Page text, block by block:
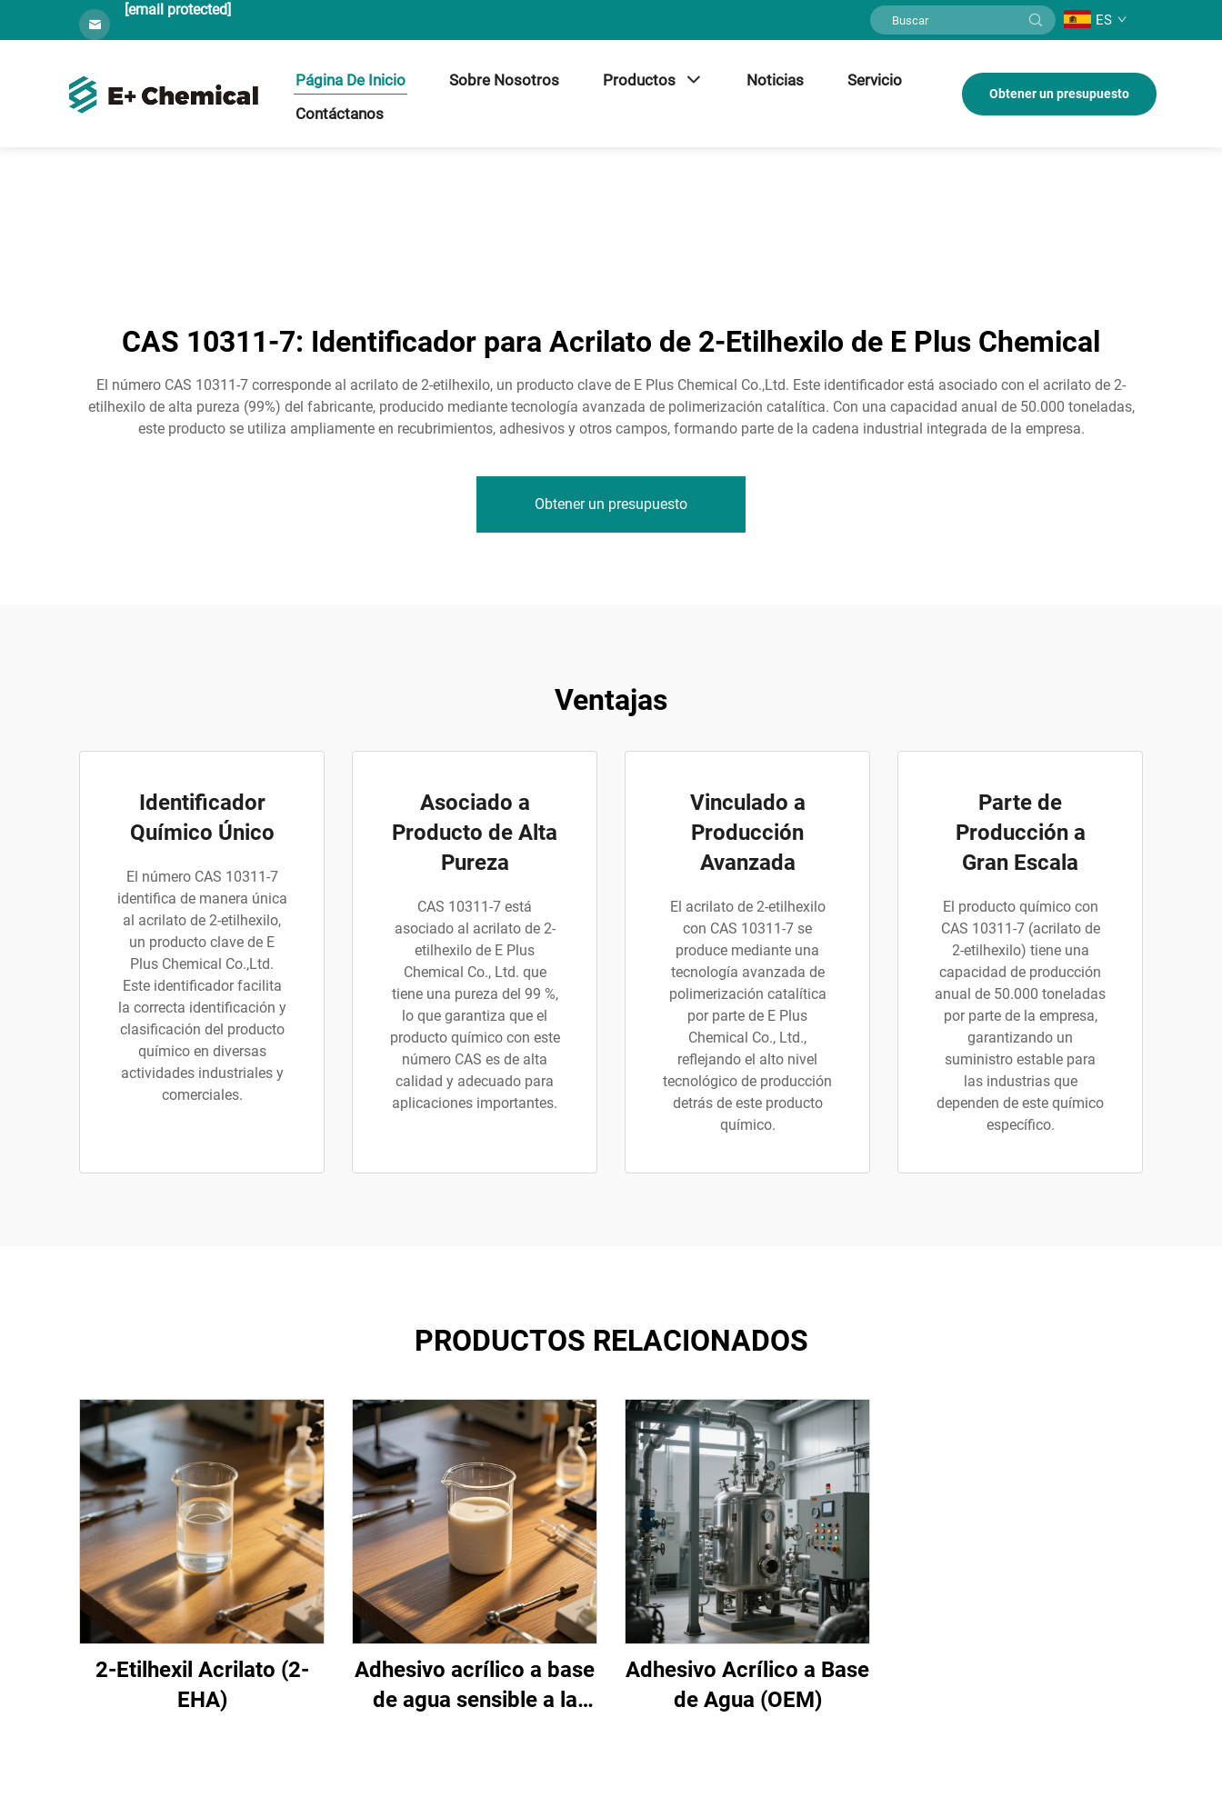
[email protected]
ES
Página De Inicio Sobre Nosotros Productos Noticias
Servicio
Contáctanos
Obtener un presupuesto
CAS 10311-7: Identificador para Acrilato de 2-Etilhexilo de E Plus Chemical
El número CAS 10311-7 corresponde al acrilato de 2-etilhexilo, un producto clave de E Plus Chemical Co.,Ltd. Este identificador está asociado con el acrilato de 2-
etilhexilo de alta pureza (99%) del fabricante, producido mediante tecnología avanzada de polimerización catalítica. Con una capacidad anual de 50.000 toneladas,
este producto se utiliza ampliamente en recubrimientos, adhesivos y otros campos, formando parte de la cadena industrial integrada de la empresa.
Obtener un presupuesto
Ventajas
Identificador
Químico Único
El número CAS 10311-7
identifica de manera única
al acrilato de 2-etilhexilo,
un producto clave de E
Plus Chemical Co.,Ltd.
Este identificador facilita
la correcta identificación y
clasificación del producto
químico en diversas
actividades industriales y
comerciales.
Asociado a
Producto de Alta
Pureza
CAS 10311-7 está
asociado al acrilato de 2-
etilhexilo de E Plus
Chemical Co., Ltd. que
tiene una pureza del 99 %,
lo que garantiza que el
producto químico con este
número CAS es de alta
calidad y adecuado para
aplicaciones importantes.
Vinculado a
Producción
Avanzada
El acrilato de 2-etilhexilo
con CAS 10311-7 se
produce mediante una
tecnología avanzada de
polimerización catalítica
por parte de E Plus
Chemical Co., Ltd.,
reflejando el alto nivel
tecnológico de producción
detrás de este producto
químico.
Parte de
Producción a
Gran Escala
El producto químico con
CAS 10311-7 (acrilato de
2-etilhexilo) tiene una
capacidad de producción
anual de 50.000 toneladas
por parte de la empresa,
garantizando un
suministro estable para
las industrias que
dependen de este químico
específico.
PRODUCTOS RELACIONADOS
2-Etilhexil Acrilato (2-
EHA)
Adhesivo acrílico a base
de agua sensible a la
Adhesivo Acrílico a Base
de Agua (OEM)